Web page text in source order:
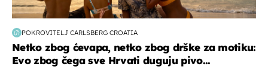
POKROVITELJ CARLSBERG CROATIA
Netko zbog ćevapa, netko zbog drške za motiku:
Evo zbog čega sve Hrvati duguju pivo...